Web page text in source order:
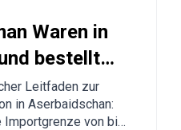
Waren in
bestellt
Leitfaden zur
in Aserbaidschan:
von bis